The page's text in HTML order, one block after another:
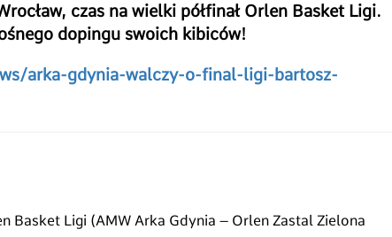
czas na wielki półfinał Orlen Basket Ligi.
dopingu swoich kibiców!
arka-gdynia-walczy-o-final-ligi-bartosz-
Basket Ligi (AMW Arka Gdynia – Orlen Zastal Zielona